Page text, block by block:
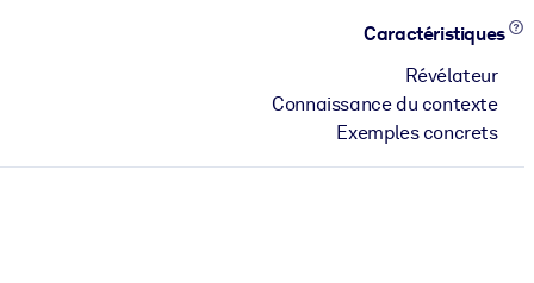
Caractéristiques
Révélateur
Connaissance du contexte
Exemples concrets